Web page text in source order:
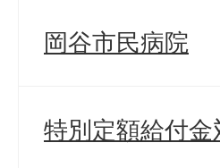
岡谷市民病院
特別定額給付金